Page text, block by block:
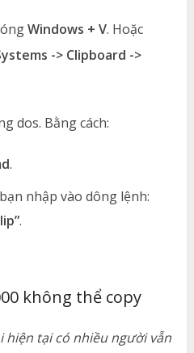
Windows + V. Hoặc
-> Clipboard ->
dos. Bằng cách:
.
nhập vào dông lệnh:
.
không thể copy
hiện tại có nhiều người vẫn